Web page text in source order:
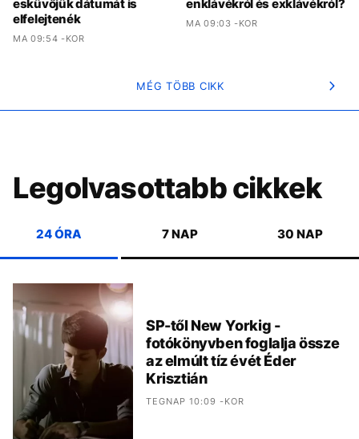
esküvőjük dátumát is
elfelejtenék
MA 09:54 -KOR
enklávékról és exklávékról?
MA 09:03 -KOR
MÉG TÖBB CIKK
Legolvasottabb cikkek
24 ÓRA 7 NAP 30 NAP
SP-től New Yorkig -
fotókönyvben foglalja össze
az elmúlt tíz évét Éder
Krisztián
TEGNAP 10:09 -KOR